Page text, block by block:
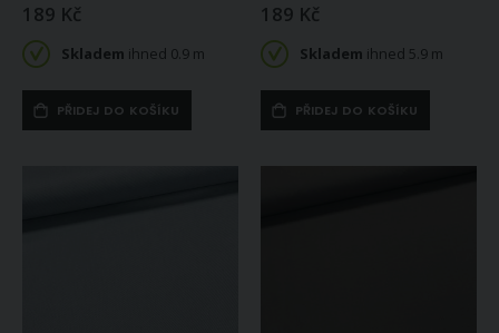
189 Kč
Skladem ihned 0.9 m
PŘIDEJ DO KOŠÍKU
189 Kč
Skladem ihned 5.9 m
PŘIDEJ DO KOŠÍKU